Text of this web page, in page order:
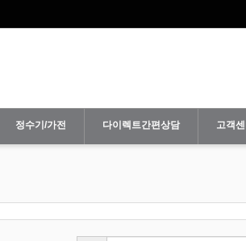
정수기/가전 다이렉트간편상담 고객센